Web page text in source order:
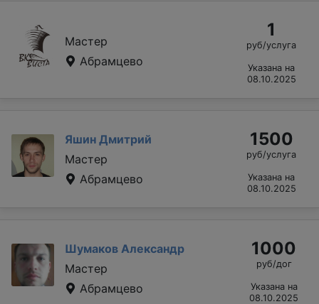
Мастер
Абрамцево
1
руб/услуга
Указана на
08.10.2025
Яшин Дмитрий
Мастер
Абрамцево
1500
руб/услуга
Указана на
08.10.2025
Шумаков Александр
Мастер
Абрамцево
1000
руб/дог
Указана на
08.10.2025